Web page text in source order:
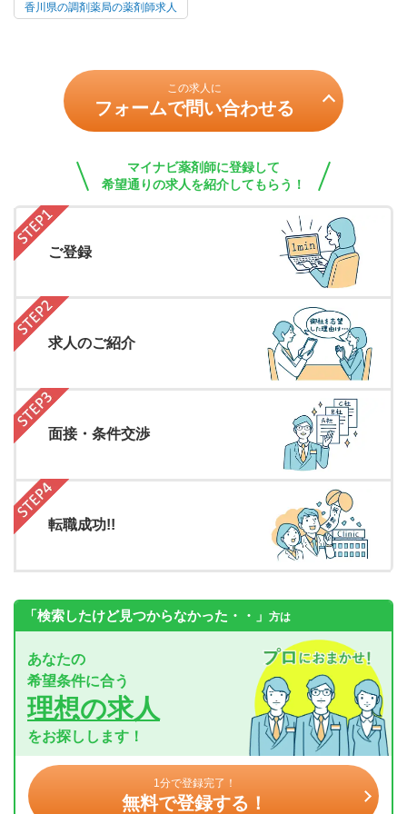
香川県の調剤薬局の薬剤師求人
この求人に
フォームで問い合わせる
マイナビ薬剤師に登録して
希望通りの求人を紹介してもらう！
ご登録
求人のご紹介
面接・条件交渉
転職成功!!
「検索したけど見つからなかった・・」 方は
あなたの
希望条件に合う
理想の求人
をお探しします！
1分で登録完了！
無料で登録する！